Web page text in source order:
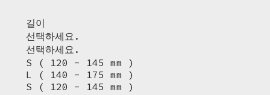
길이
선택하세요.
선택하세요.
S ( 120 - 145 mm )
L ( 140 - 175 mm )
S ( 120 - 145 mm )